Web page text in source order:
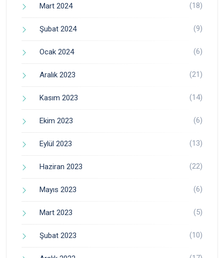
Mart 2024 (18)
Şubat 2024 (9)
Ocak 2024 (6)
Aralık 2023 (21)
Kasım 2023 (14)
Ekim 2023 (6)
Eylül 2023 (13)
Haziran 2023 (22)
Mayıs 2023 (6)
Mart 2023 (5)
Şubat 2023 (10)